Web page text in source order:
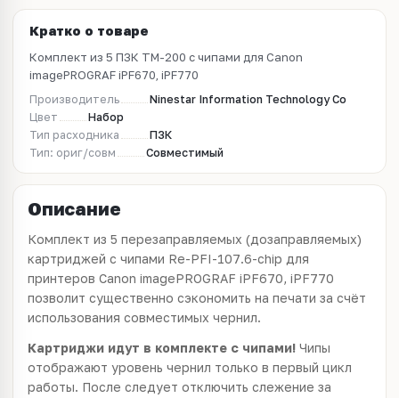
Кратко о товаре
Комплект из 5 ПЗК TM-200 с чипами для Canon
imagePROGRAF iPF670, iPF770
Производитель
Ninestar Information Technology Co
Цвет
Набор
Тип расходника
ПЗК
Тип: ориг/совм
Совместимый
Описание
Комплект из 5 перезаправляемых (дозаправляемых)
картриджей с чипами Re-PFI-107.6-chip для
принтеров Canon imagePROGRAF iPF670, iPF770
позволит существенно сэкономить на печати за счёт
использования совместимых чернил.
Картриджи идут в комплекте с чипами! Чипы
отображают уровень чернил только в первый цикл
работы. После следует отключить слежение за